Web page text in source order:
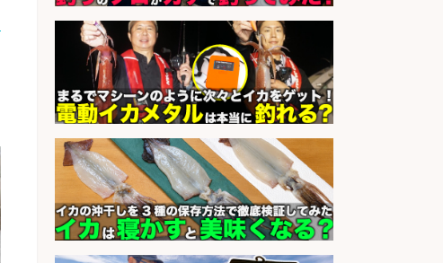
sponsored by 求人ボックス
レジ打ち/日払いOK/おさかなの三枚
おろし/新潟県/小千谷市
会社名 株式会社G&G
和食, 日本料理・懐石料理/店長・店
長候補/ライブ感が満載!魚の価値を
上げ、食とエンタメで地域を元気に!
店長候補募集